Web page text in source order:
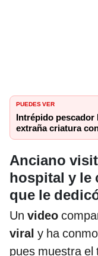
PUEDES VER
Intrépido pescador
extraña criatura
Anciano
hospital y le
que le
Un video
viral y ha
pues muestra el